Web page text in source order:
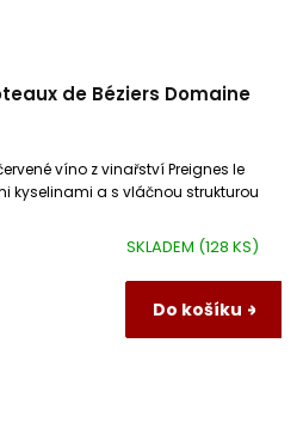
de Béziers Domaine
SKLADEM (128 KS)
Do košíku
víno z vinařství Preignes le
kyselinami a s vláčnou strukturou